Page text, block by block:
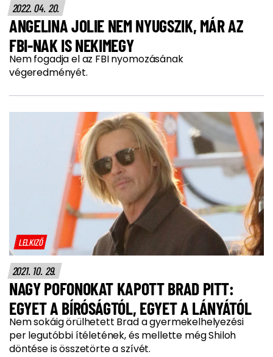
2022. 04. 20.
ANGELINA JOLIE NEM NYUGSZIK, MÁR AZ
FBI-NAK IS NEKIMEGY
Nem fogadja el az FBI nyomozásának
végeredményét.
LELKIZŐ
2021. 10. 29.
NAGY POFONOKAT KAPOTT BRAD PITT:
EGYET A BÍRÓSÁGTÓL, EGYET A LÁNYÁTÓL
Nem sokáig örülhetett Brad a gyermekelhelyezési
per legutóbbi ítéletének, és mellette még Shiloh
döntése is összetörte a szívét.